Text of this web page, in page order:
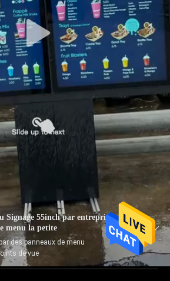
Signage 55inch par entreprise
menu la petite
des panneaux de menu
de vue